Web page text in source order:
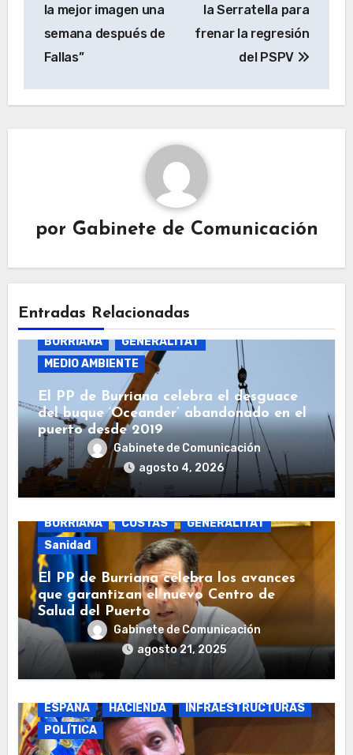
entradas
la mejor imagen una
semana después de
Fallas”
la Serratella para
frenar la regresión
del PSPV
por Gabinete de Comunicación
Entradas Relacionadas
BURRIANA
GENERALITAT
MEDIO AMBIENTE
El PP de Burriana celebra el desguace
del buque ‘Oceander’ abandonado en el
puerto desde 2019
Gabinete de Comunicación
agosto 4, 2026
BURRIANA COSTAS
GENERALITAT
Sanidad
El PP de Burriana celebra los avances
que garantizan el nuevo Centro de
Salud del Puerto
Gabinete de Comunicación
agosto 21, 2025
ESPAÑA
HACIENDA
INFRAESTRUCTURAS
POLÍTICA